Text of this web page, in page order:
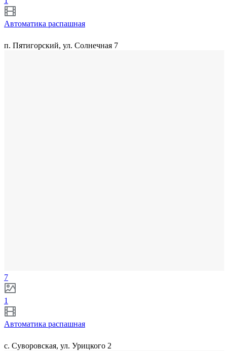
Автоматика распашная
п. Пятигорский, ул. Солнечная 7
7
1
Автоматика распашная
с. Суворовская, ул. Урицкого 2